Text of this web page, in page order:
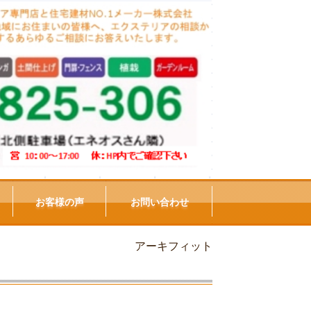
お客様の声 お問い合わせ
アーキフィット